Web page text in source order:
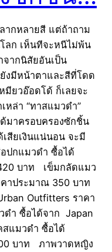
กหลายสี แต่ถ้าถาม
ลก เห็นทีจะหนีไม่พ้น
จากนิสัยอันเป็น
งมีหน้าตาและสีที่โดด
มียวอ๊อดโด้ ก็เลยจะ
หล่า “ทาสแมวดำ”
มาครอบครองซักชิ้น
สียเงินแน่นอน จะมี
ปกแมวดำ ซื้อได้
บาท เข็มกลัดแมว
าประมาณ 350 บาท
Outfitters ราคา
ำ ซื้อได้จาก Japan
แมวดำ ซื้อได้
บาท ภาพวาดหญิง